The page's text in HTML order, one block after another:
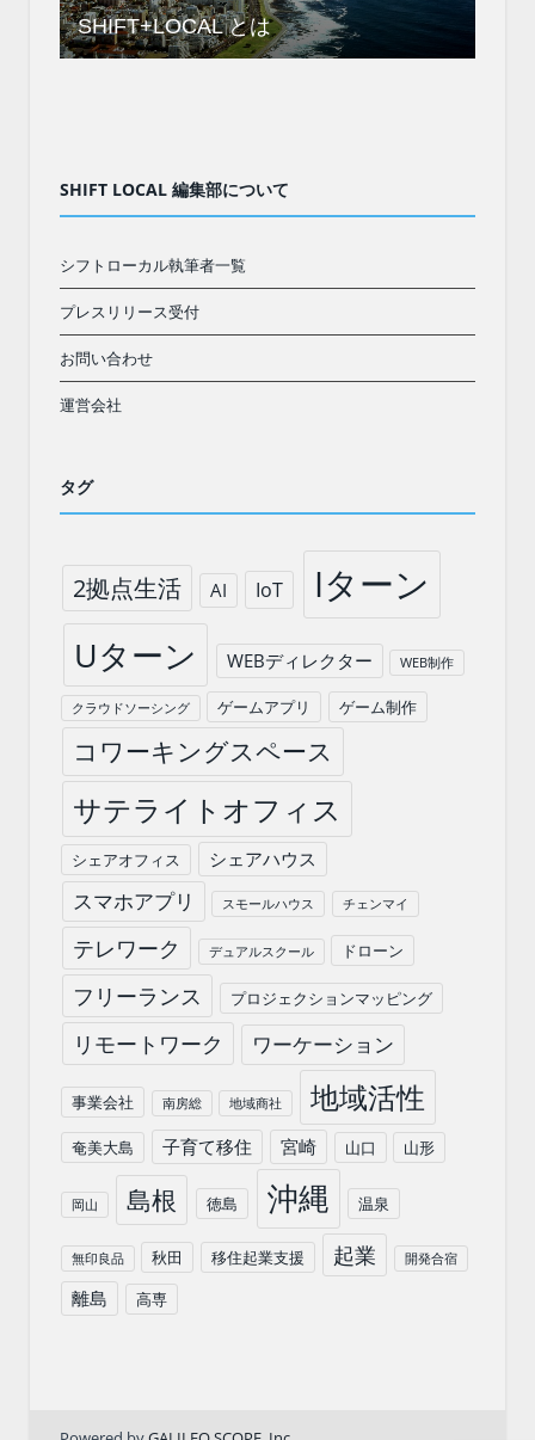
SHIFT+LOCAL とは
SHIFT LOCAL 編集部について
シフトローカル執筆者一覧
プレスリリース受付
お問い合わせ
運営会社
タグ
2拠点生活 AI IoT Iターン
Uターン WEBディレクター WEB制作
クラウドソーシング ゲームアプリ ゲーム制作
コワーキングスペース
サテライトオフィス
シェアオフィス シェアハウス
スマホアプリ スモールハウス チェンマイ
テレワーク デュアルスクール ドローン
フリーランス プロジェクションマッピング
リモートワーク ワーケーション
事業会社 南房総 地域商社 地域活性
奄美大島 子育て移住 宮崎 山口 山形
岡山 島根 徳島 沖縄 温泉
無印良品 秋田 移住起業支援 起業 開発合宿
離島 高専